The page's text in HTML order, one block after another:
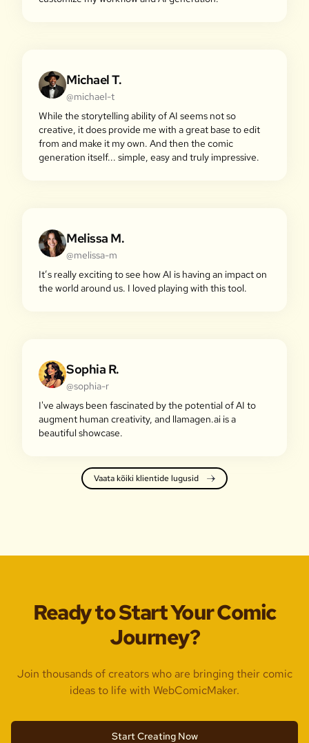
Michael T.
@michael-t
While the storytelling ability of AI seems not so
creative, it does provide me with a great base to edit
from and make it my own. And then the comic
generation itself... simple, easy and truly impressive.
Melissa M.
@melissa-m
It’s really exciting to see how AI is having an impact on
the world around us. I loved playing with this tool.
Sophia R.
@sophia-r
I've always been fascinated by the potential of AI to
augment human creativity, and llamagen.ai is a
beautiful showcase.
Vaata kõiki klientide lugusid
Ready to Start Your Comic
Journey?
Join thousands of creators who are bringing their comic
ideas to life with WebComicMaker.
Start Creating Now